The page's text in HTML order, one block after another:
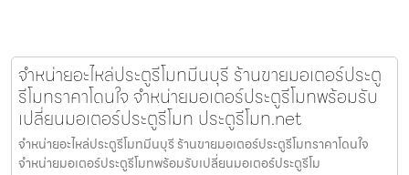
จำหน่ายอะไหล่ประตูรีโมทมีนบุรี ร้านขายมอเตอร์ประตู
รีโมทราคาโดนใจ จำหน่ายมอเตอร์ประตูรีโมทพร้อมรับ
เปลี่ยนมอเตอร์ประตูรีโมท ประตูรีโมท.net
จำหน่ายอะไหล่ประตูรีโมทมีนบุรี ร้านขายมอเตอร์ประตูรีโมทราคาโดนใจ
จำหน่ายมอเตอร์ประตูรีโมทพร้อมรับเปลี่ยนมอเตอร์ประตูรีโม